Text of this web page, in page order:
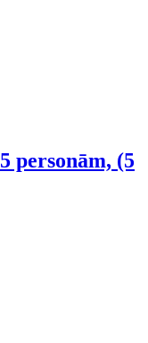
5 personām, (5